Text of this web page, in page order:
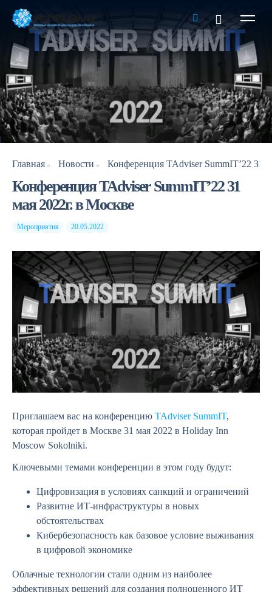
Главная Новости
Конференция TAdviser SummIT’22 31
мая 2022г. в Москве
Мероприятия 20.05.2022
Приглашаем вас на конференцию TAdviser SummIT,
которая пройдет в Москве 31 мая 2022 в Holiday Inn
Moscow Sokolniki.
Ключевыми темами конференции в этом году будут:
Цифровизация в условиях санкций и ограничений
Развитие ИТ-инфраструктуры в новых
обстоятельствах
Кибербезопасность как базовое условие выживания
в цифровой экономике
Облачные технологии стали одним из наиболее
эффективных решений для создания полноценного ИТ